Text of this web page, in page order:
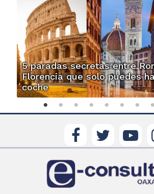
5 paradas secretas entre
Florencia que solo puedes
coche